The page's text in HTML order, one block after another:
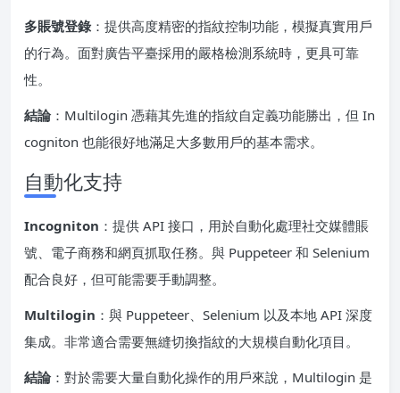
多賬號登錄：提供高度精密的指紋控制功能，模擬真實用戶
的行為。面對廣告平臺採用的嚴格檢測系統時，更具可靠
性。
結論：Multilogin 憑藉其先進的指紋自定義功能勝出，但 In
cogniton 也能很好地滿足大多數用戶的基本需求。
自動化支持
Incogniton ：提供 API 接口，用於自動化處理社交媒體賬
號、電子商務和網頁抓取任務。與 Puppeteer 和 Selenium
配合良好，但可能需要手動調整。
Multilogin ：與 Puppeteer、Selenium 以及本地 API 深度
集成。非常適合需要無縫切換指紋的大規模自動化項目。
結論：對於需要大量自動化操作的用戶來說，Multilogin 是